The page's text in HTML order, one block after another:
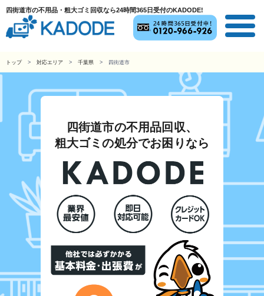
四街道市の不用品・粗大ゴミ回収なら24時間365日受付のKADODE!
トップ 対応エリア 千葉県 四街道市
四街道市の不用品回収、
粗大ゴミの処分でお困りなら